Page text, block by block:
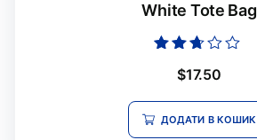
White Tote Bag
в
з 5
$17.50
ДОДАТИ В КОШИК